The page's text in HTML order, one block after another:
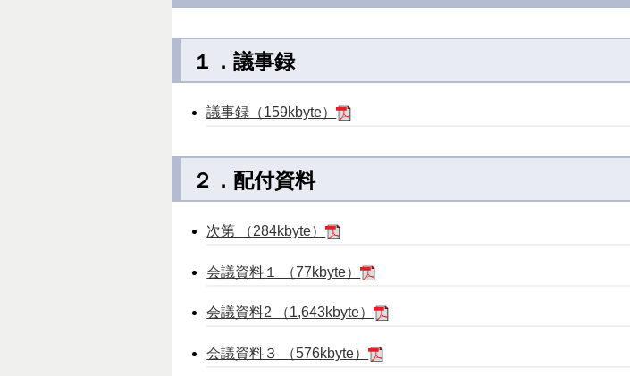
１．議事録
議事録（159kbyte）
２．配付資料
次第 （284kbyte）
会議資料１ （77kbyte）
会議資料2 （1,643kbyte）
会議資料３ （576kbyte）